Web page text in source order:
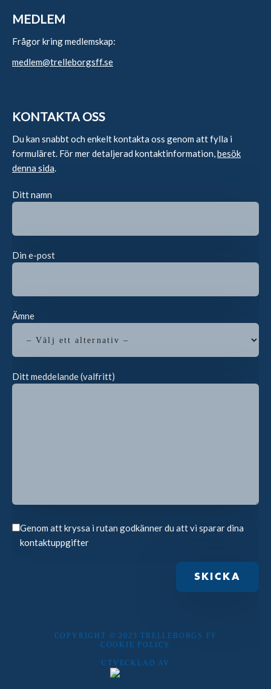
MEDLEM
Frågor kring medlemskap:
medlem@trelleborgsff.se
KONTAKTA OSS
Du kan snabbt och enkelt kontakta oss genom att fylla i
formuläret. För mer detaljerad kontaktinformation, besök
denna sida
Ditt namn
Din e-post
Ämne
Ditt meddelande (valfritt)
Genom att kryssa i rutan godkänner du att vi sparar dina
kontaktuppgifter
COPYRIGHT © 2023 TRELLEBORGS FF
COOKIE POLICY
UTVECKLAD AV